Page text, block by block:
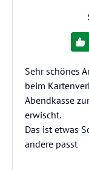
Sehr schönes
beim
Abendkasse
erwischt.
Das ist etwas
andere passt